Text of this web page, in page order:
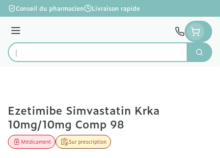
Aller au contenu
Conseil du pharmacien Livraison rapide
Menu
Rechercher
Ezetimibe Simvastatin Krka
10mg/10mg Comp 98
Sur prescription
Médicament